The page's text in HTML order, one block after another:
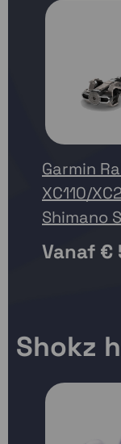
Garmin
XC110/
Shimano
Vanaf €
Shokz